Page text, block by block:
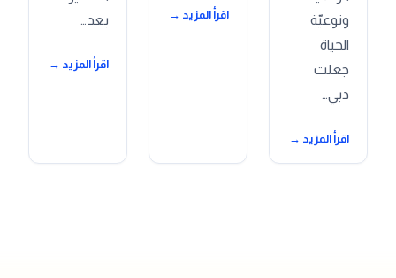
ونوعيّة
الحياة
جعلت
دبي…
اقرأ المزيد →
اقرأ المزيد →
بعد…
اقرأ المزيد →